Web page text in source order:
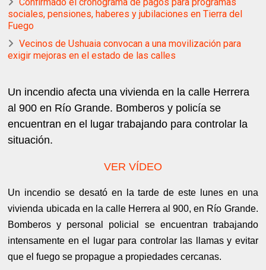
sociales, pensiones, haberes y jubilaciones en Tierra del
Fuego
Vecinos de Ushuaia convocan a una movilización para
exigir mejoras en el estado de las calles
Un incendio afecta una vivienda en la calle Herrera
al 900 en Río Grande. Bomberos y policía se
encuentran en el lugar trabajando para controlar la
situación.
VER VÍDEO
Un incendio se desató en la tarde de este lunes en una
vivienda ubicada en la calle Herrera al 900, en Río Grande.
Bomberos y personal policial se encuentran trabajando
intensamente en el lugar para controlar las llamas y evitar
que el fuego se propague a propiedades cercanas.